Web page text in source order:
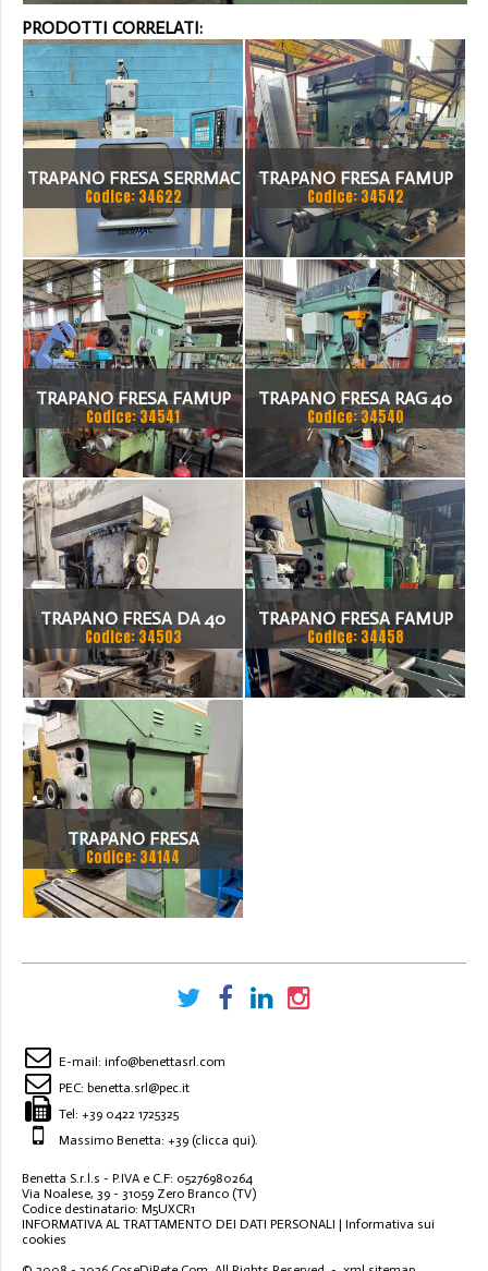
PRODOTTI CORRELATI:
TRAPANO FRESA SERRMAC
Codice: 34622
TRAPANO FRESA FAMUP
Codice: 34542
TRAPANO FRESA FAMUP
Codice: 34541
TRAPANO FRESA RAG 40
Codice: 34540
TRAPANO FRESA DA 40
TON
Codice: 34503
TRAPANO FRESA FAMUP
Codice: 34458
TRAPANO FRESA
Codice: 34144
E-mail: info@benettasrl.com
PEC: benetta.srl@pec.it
Tel: +39 0422 1725325
Massimo Benetta: +39 (clicca qui).
Benetta S.r.l.s - P.IVA e C.F: 05276980264
Via Noalese, 39 - 31059 Zero Branco (TV)
Codice destinatario: M5UXCR1
INFORMATIVA AL TRATTAMENTO DEI DATI PERSONALI | Informativa sui
cookies